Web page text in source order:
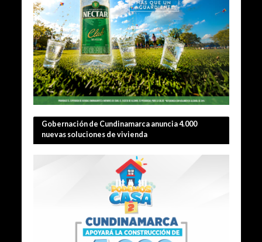
Gobernación de Cundinamarca anuncia 4.000
nuevas soluciones de vivienda